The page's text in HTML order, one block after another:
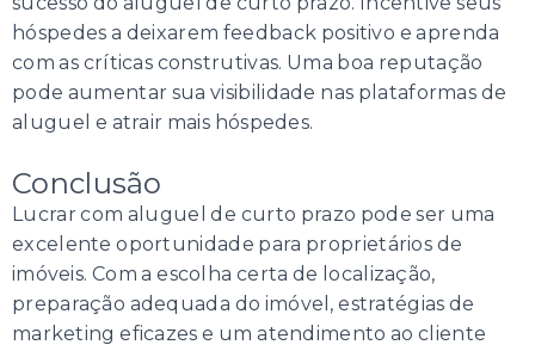
hóspedes a deixarem feedback positivo e aprenda
com as críticas construtivas. Uma boa reputação
pode aumentar sua visibilidade nas plataformas de
aluguel e atrair mais hóspedes.
Conclusão
Lucrar com aluguel de curto prazo pode ser uma
excelente oportunidade para proprietários de
imóveis. Com a escolha certa de localização,
preparação adequada do imóvel, estratégias de
marketing eficazes e um atendimento ao cliente